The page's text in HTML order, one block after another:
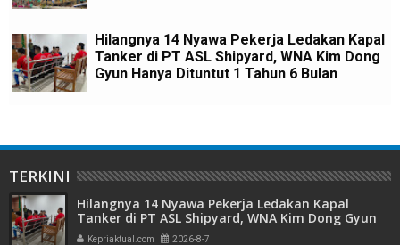
Hilangnya 14 Nyawa Pekerja Ledakan Kapal
Tanker di PT ASL Shipyard, WNA Kim Dong
Gyun Hanya Dituntut 1 Tahun 6 Bulan
TERKINI
Hilangnya 14 Nyawa Pekerja Ledakan Kapal
Tanker di PT ASL Shipyard, WNA Kim Dong Gyun
Hanya Dituntut 1 Tahun 6 Bulan
Kepriaktual.com 2026-8-7